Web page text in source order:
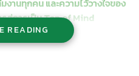
านทุกคน และความไว้วางใจของ
สู่การเป็น Top of Mind
ทุนเพื่อความยั่งยืนต่อไป
READING